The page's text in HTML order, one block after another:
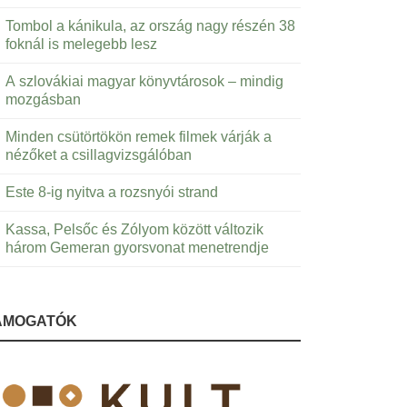
Tombol a kánikula, az ország nagy részén 38
foknál is melegebb lesz
A szlovákiai magyar könyvtárosok – mindig
mozgásban
Minden csütörtökön remek filmek várják a
nézőket a csillagvizsgálóban
Este 8-ig nyitva a rozsnyói strand
Kassa, Pelsőc és Zólyom között változik
három Gemeran gyorsvonat menetrendje